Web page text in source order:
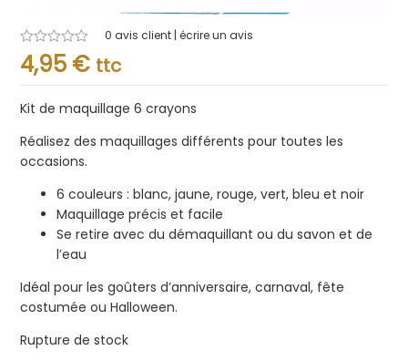
Note
0.001
sur
0 avis client | écrire un avis
4,95 € ttc
Kit de maquillage 6 crayons
Réalisez des maquillages différents pour toutes les
occasions.
6 couleurs : blanc, jaune, rouge, vert, bleu et noir
Maquillage précis et facile
Se retire avec du démaquillant ou du savon et de
l’eau
Idéal pour les goûters d’anniversaire, carnaval, fête
costumée ou Halloween.
Rupture de stock